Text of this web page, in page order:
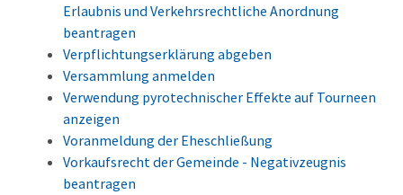
Erlaubnis und Verkehrsrechtliche Anordnung
beantragen
Verpflichtungserklärung abgeben
Versammlung anmelden
Verwendung pyrotechnischer Effekte auf Tourneen
anzeigen
Voranmeldung der Eheschließung
Vorkaufsrecht der Gemeinde - Negativzeugnis
beantragen